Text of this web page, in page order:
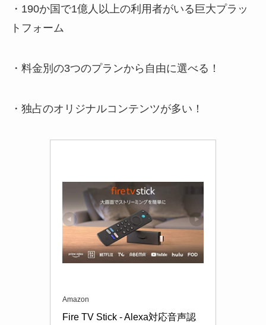
・190か国で1億人以上の利用者がいる巨大プラッ
トフォーム
・料金別の3つのプランから自由に選べる！
・独占のオリジナルコンテンツが多い！
Amazon
Fire TV Stick - Alexa対応音声認